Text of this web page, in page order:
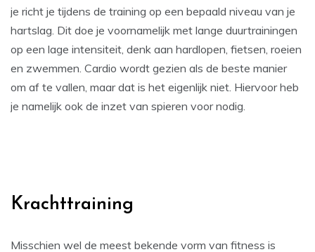
je richt je tijdens de training op een bepaald niveau van je
hartslag. Dit doe je voornamelijk met lange duurtrainingen
op een lage intensiteit, denk aan hardlopen, fietsen, roeien
en zwemmen. Cardio wordt gezien als de beste manier
om af te vallen, maar dat is het eigenlijk niet. Hiervoor heb
je namelijk ook de inzet van spieren voor nodig.
Krachttraining
Misschien wel de meest bekende vorm van fitness is